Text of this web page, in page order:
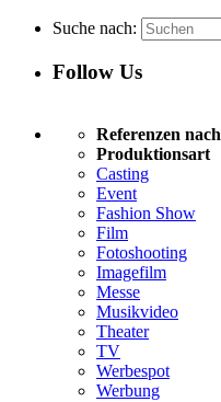
Suche nach:
Follow Us
Referenzen nach
Produktionsart
Casting
Event
Fashion Show
Film
Fotoshooting
Imagefilm
Messe
Musikvideo
Theater
TV
Werbespot
Werbung